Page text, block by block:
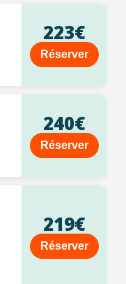
223€
Réserver
240€
Réserver
219€
Réserver